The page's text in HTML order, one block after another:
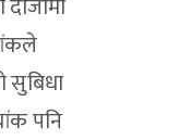
सुबिधा
पनि